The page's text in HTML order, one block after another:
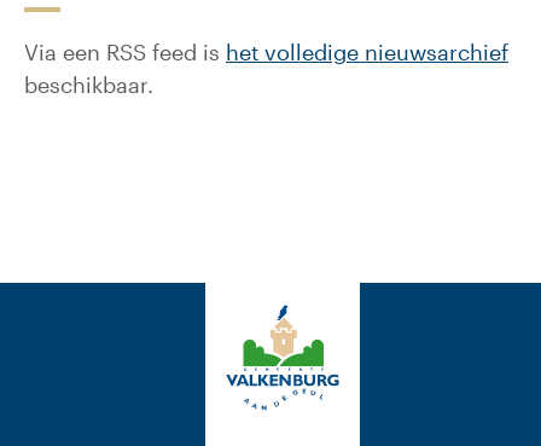
Via een RSS feed is het volledige nieuwsarchief
beschikbaar.